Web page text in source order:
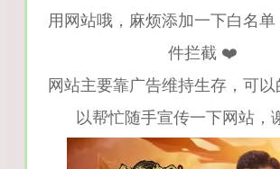
用网站哦，麻烦添加一下白名
件拦截 ❤️
网站主要靠广告维持生存，可
以帮忙随手宣传一下网站，